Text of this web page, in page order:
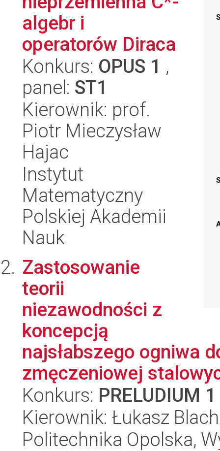
algebr i
operatorów Diraca
Konkurs: OPUS 1 ,
panel: ST1
Kierownik: prof.
Piotr Mieczysław
Hajac
Instytut
Matematyczny
Polskiej Akademii
Nauk
Zastosowanie
teorii
niezawodności z
koncepcją
najsłabszego ogniwa
zmęczeniowej
Konkurs: PRELUDIUM 1
Kierownik: Łukasz
Politechnika Opolska,